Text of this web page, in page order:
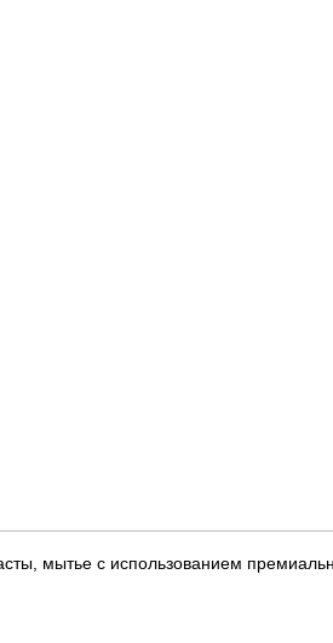
мытье с использованием